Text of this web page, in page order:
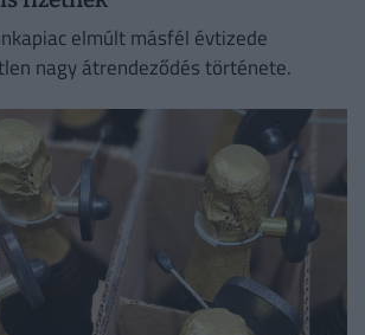
elmúlt másfél évtizede
nagy átrendeződés története.